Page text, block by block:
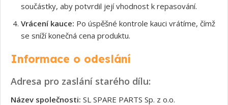
součástky, aby potvrdil její vhodnost k repasování.
Vrácení kauce: Po úspěšné kontrole kauci vrátíme, čímž
se sníží konečná cena produktu.
Informace o odeslání
Adresa pro zaslání starého dílu:
Název společnosti: SL SPARE PARTS Sp. z o.o.